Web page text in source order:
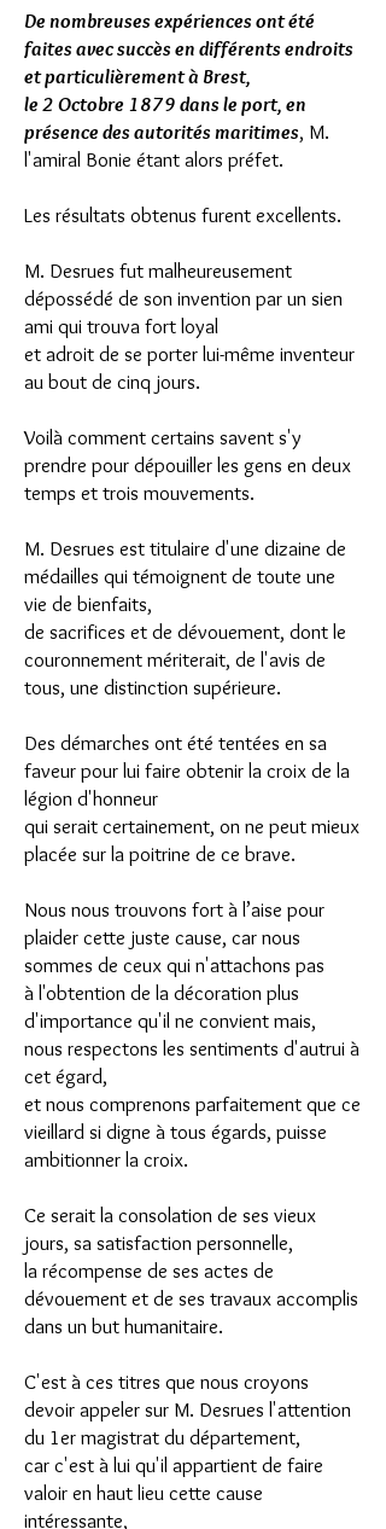
De nombreuses expériences ont été
faites avec succès en différents endroits
et particulièrement à Brest,
le 2 Octobre 1879 dans le port, en
présence des autorités maritimes, M.
l'amiral Bonie étant alors préfet.
Les résultats obtenus furent excellents.
M. Desrues fut malheureusement
dépossédé de son invention par un sien
ami qui trouva fort loyal
et adroit de se porter lui-même inventeur
au bout de cinq jours.
Voilà comment certains savent s'y
prendre pour dépouiller les gens en deux
temps et trois mouvements.
M. Desrues est titulaire d'une dizaine de
médailles qui témoignent de toute une
vie de bienfaits,
de sacrifices et de dévouement, dont le
couronnement mériterait, de l'avis de
tous, une distinction supérieure.
Des démarches ont été tentées en sa
faveur pour lui faire obtenir la croix de la
légion d'honneur
qui serait certainement, on ne peut mieux
placée sur la poitrine de ce brave.
Nous nous trouvons fort à l’aise pour
plaider cette juste cause, car nous
sommes de ceux qui n'attachons pas
à l'obtention de la décoration plus
d'importance qu'il ne convient mais,
nous respectons les sentiments d'autrui à
cet égard,
et nous comprenons parfaitement que ce
vieillard si digne à tous égards, puisse
ambitionner la croix.
Ce serait la consolation de ses vieux
jours, sa satisfaction personnelle,
la récompense de ses actes de
dévouement et de ses travaux accomplis
dans un but humanitaire.
C'est à ces titres que nous croyons
devoir appeler sur M. Desrues l'attention
du 1er magistrat du département,
car c'est à lui qu'il appartient de faire
valoir en haut lieu cette cause
intéressante,